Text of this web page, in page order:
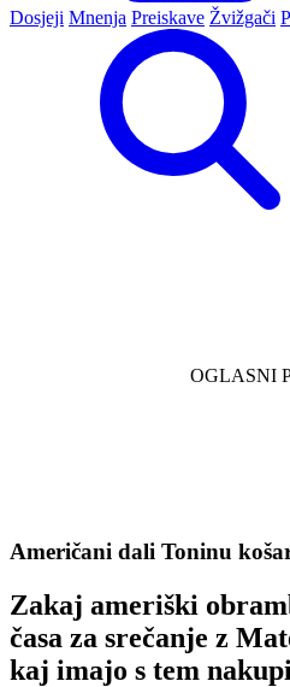
Dosjeji Mnenja Preiskave Žvižgači
Američani dali Toninu
Zakaj ameriški
časa za srečanje z
kaj imajo s tem